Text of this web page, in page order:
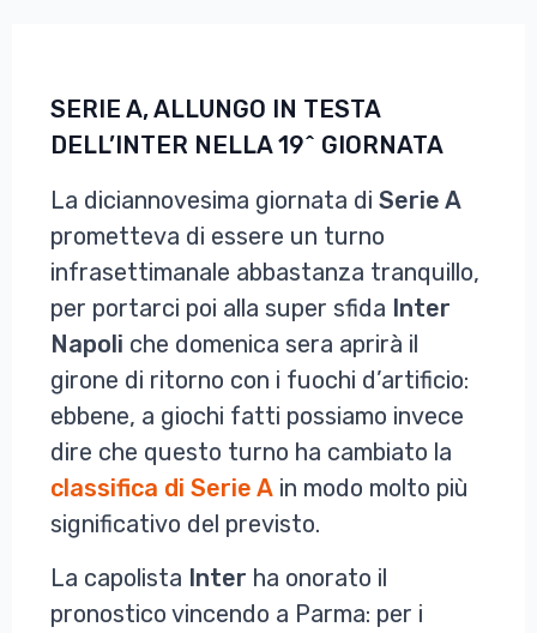
SERIE A, ALLUNGO IN TESTA
DELL’INTER NELLA 19^ GIORNATA
La diciannovesima giornata di Serie A
prometteva di essere un turno
infrasettimanale abbastanza tranquillo,
per portarci poi alla super sfida Inter
Napoli che domenica sera aprirà il
girone di ritorno con i fuochi d’artificio:
ebbene, a giochi fatti possiamo invece
dire che questo turno ha cambiato la
classifica di Serie A in modo molto più
significativo del previsto.
La capolista Inter ha onorato il
pronostico vincendo a Parma: per i